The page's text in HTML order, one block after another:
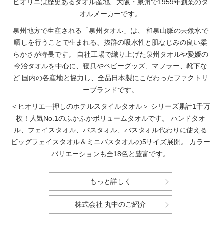
ヒオリエは歴史あるタオル産地、大阪・泉州で1959年創業のタ
オルメーカーです。
泉州地方で生産される「泉州タオル」は、
和泉山脈の天然水で
晒しを行うことで生まれる、抜群の吸水性と肌なじみの良い柔
らかさが特長です。
自社工場で織り上げた泉州タオルや愛媛の
今治タオルを中心に、寝具やベビーグッズ、マフラー、靴下な
ど 国内の各産地と協力し、全品日本製にこだわったファクトリ
ーブランドです。
＜ヒオリエ一押しのホテルスタイルタオル＞ シリーズ累計1千万
枚！人気No.1のふかふかボリュームタオルです。
ハンドタオ
ル、フェイスタオル、バスタオル、バスタオル代わりに使える
ビッグフェイスタオル＆ミニバスタオルの5サイズ展開。
カラー
バリエーションも全18色と豊富です。
もっと詳しく
株式会社 丸中のご紹介